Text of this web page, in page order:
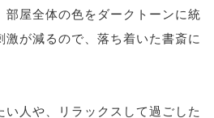
部屋全体の色をダークトーンに統
が減るので、落ち着いた書斎に
人や、リラックスして過ごした